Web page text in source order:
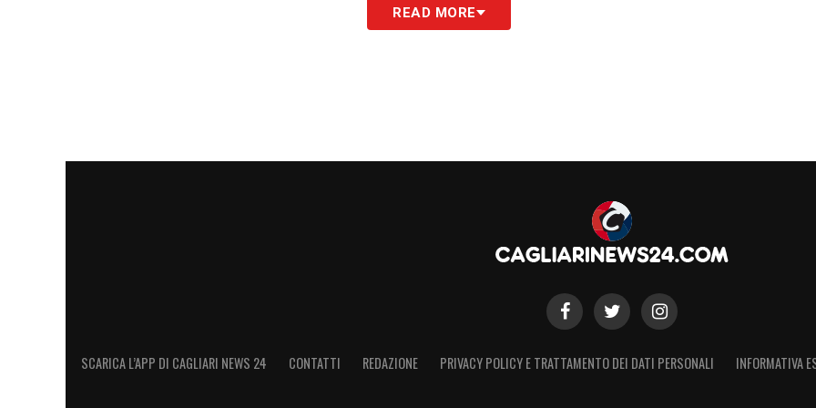
L’obiettivo primario del Cagliari è chiaro: continuare a far crescere questi giovani
READ MORE
SCARICA L’APP DI CAGLIARI NEWS 24 CONTATTI REDAZIONE PRIVACY POLICY E TRATTAMENTO DEI DATI PERSONALI INFORMATIVA